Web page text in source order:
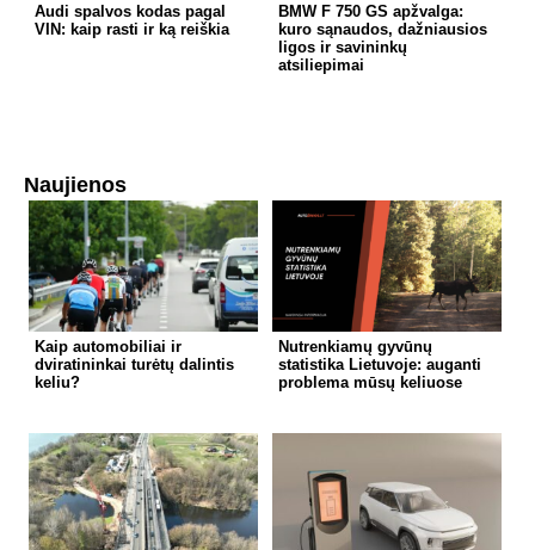
Audi spalvos kodas pagal
VIN: kaip rasti ir ką reiškia
BMW F 750 GS apžvalga:
kuro sąnaudos, dažniausios
ligos ir savininkų
atsiliepimai
Naujienos
Kaip automobiliai ir
dviratininkai turėtų dalintis
keliu?
Nutrenkiamų gyvūnų
statistika Lietuvoje: auganti
problema mūsų keliuose